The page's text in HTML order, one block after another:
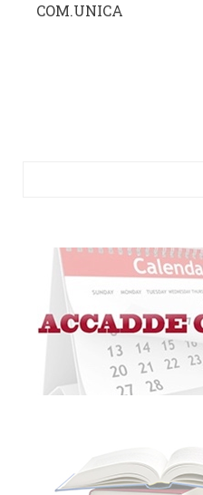
COM.UNICA